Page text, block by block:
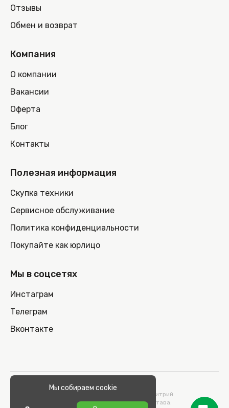
Отзывы
Обмен и возврат
Компания
О компании
Вакансии
Оферта
Блог
Контакты
Полезная информация
Скупка техники
Сервисное обслуживание
Политика конфиденциальности
Покупайте как юрлицо
Мы в соцсетях
Инстаграм
Телеграм
Вконтакте
© 2026 100nout.by,
ООО «СТОНОУТБУКОВ» Директор Метельский Дмитрий
Константинович, действующий на основании Устава.
Мы собираем cookie